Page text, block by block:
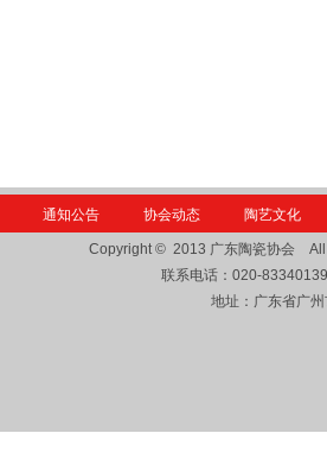
通知公告 协会动态 陶艺文化
Copyright © 2013 广东陶瓷协会
联系电话： 020-
地址：广东省广